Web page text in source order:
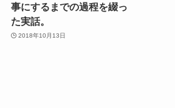
事にするまでの過程を綴っ
た実話。
2018年10月13日